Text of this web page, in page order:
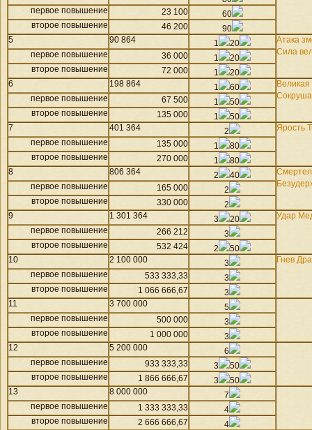
первое повышение
23 100
60
второе повышение
46 200
90
5
90 864 1 20
Атака
Сила
первое повышение 36 000 1
20
второе повышение
72 000 1
20
6
198 864 1 60
первое повышение 67 500 1
50
второе повышение
135 000 1
50
7
401 364 2
Ярость
первое повышение
135 000 1
80
второе повышение
270 000 1
80
8
806 364 2 40
первое повышение 165 000
2
второе повышение
330 000
2
9
1 301 364 3 20
Удар
первое повышение
266 212
3
второе повышение
532 424 2
50
10
2 100 000 3
Гнев
первое повышение
533 333,33
3
второе повышение
1 066 666,67
3
11
3 700 000
5
первое повышение
500 000
3
второе повышение
1 000 000
3
12
5 200 000
6
первое повышение
933 333,33 3
50
второе повышение
1 866 666,67 3
50
13
8 000 000
7
первое повышение
1 333 333,33
4
второе повышение
2 666 666,67
4